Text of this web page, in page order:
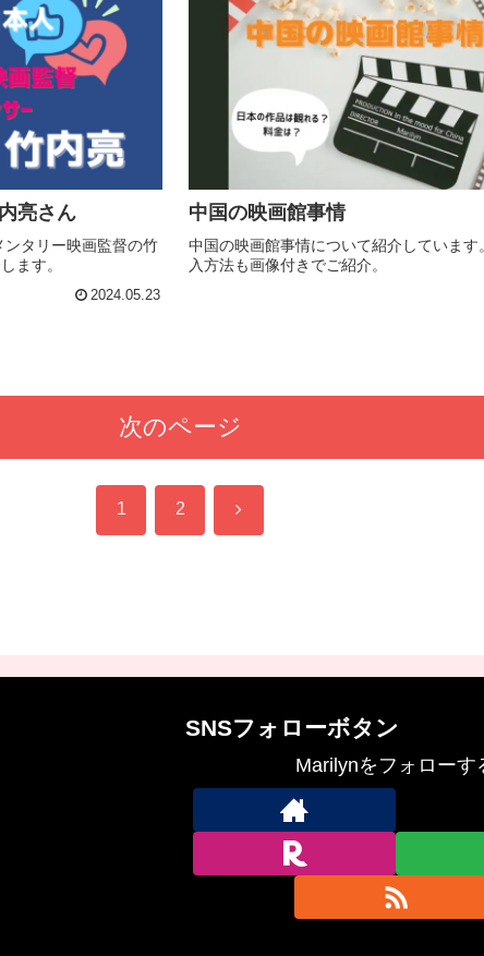
亮さん
タリー映画監督の竹
ます。
2024.05.23
中国の映画館事情
中国の映画館事情について紹介しています
入方法も画像付きでご紹介。
次のページ
1 2 次
SNSフォローボタン
Marilynをフォローす